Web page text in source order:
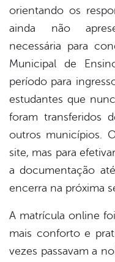
orientando os
ainda não
necessária para
Municipal de
período para
estudantes que
foram transferidos
outros municípios.
site, mas para
a documentação
encerra na próxima
A matrícula online
mais conforto e
vezes passavam a